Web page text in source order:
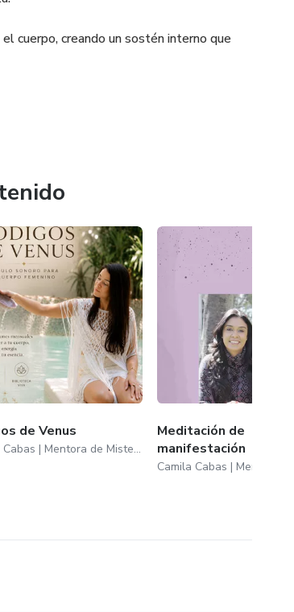
cuerpo, creando un sostén interno que
de Venus
Camila Cabas | Mentora de Misterios Femeninos
Meditación de
manifestación